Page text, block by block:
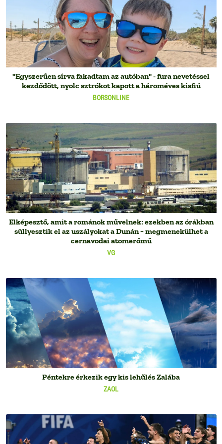
BORSONLINE
"Egyszerűen sírva fakadtam az autóban" - fura nevetéssel
kezdődött, nyolc sztrókot kapott a hároméves kisfiú
VG
Elképesztő, amit a románok művelnek: ezekben az órákban
süllyesztik el az uszályokat a Dunán − megmenekülhet a
cernavodai atomerőmű
ZAOL
Péntekre érkezik egy kis lehűlés Zalába